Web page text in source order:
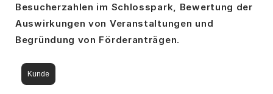
Besucherzahlen im Schlosspark, Bewertung der
Auswirkungen von Veranstaltungen und
Begründung von Förderanträgen.
Kunde